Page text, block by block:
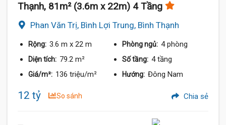
Thạnh, 81m² (3.6m x 22m) 4 Tầng
Phan Văn Trị, Bình Lợi Trung, Bình Thạnh
Rộng: 3.6 m x 22 m Phòng ngủ: 4 phòng
Diện tích: 79.2 m² Số tầng: 4 tầng
Giá/m²: 136 triệu/m² Hướng: Đông Nam
12 tỷ So sánh Chia sẻ